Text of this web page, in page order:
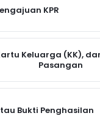
KPR
Keluarga (KK),
Pasangan
Bukti Penghasilan